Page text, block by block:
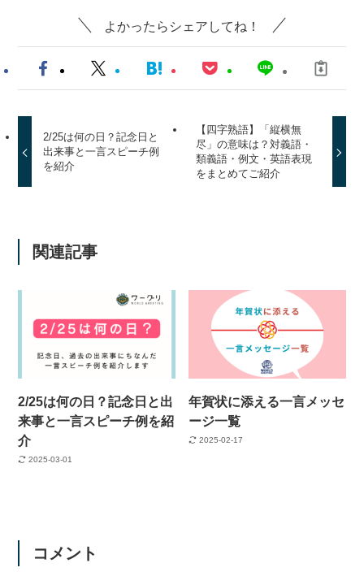
よかったらシェアしてね！
2/25は何の日？記念日と
出来事と一言スピーチ例
を紹介
【四字熟語】「縦横無
尽」の意味は？対義語・
類義語・例文・英語表現
をまとめてご紹介
関連記事
2/25は何の日？記念日と出
来事と一言スピーチ例を紹
介
2025-03-01
年賀状に添える一言メッセ
ージ一覧
2025-02-17
コメント